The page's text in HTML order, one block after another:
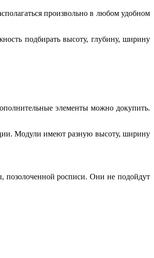
произвольно в любом удобном
подбирать высоту, глубину, ширину
элементы можно докупить.
Модули имеют разную высоту, ширину
позолоченной росписи. Они не подойдут